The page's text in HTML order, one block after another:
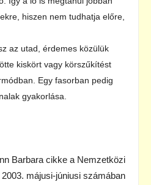
hiszen nem tudhatja előre,
az utad, érdemes közülük
kiskört vagy körszűkítést
Egy fasorban pedig
gyakorlása.
Barbara cikke a Nemzetközi
májusi-júniusi számában